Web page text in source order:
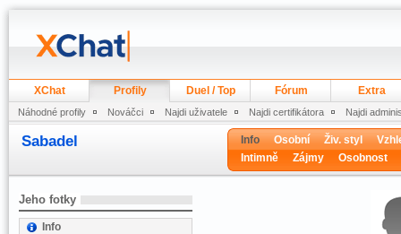
XChat Profily Duel / Top Fórum Extra
Náhodné profily Nováčci Najdi uživatele Najdi certifikátora Najdi
Sabadel Info Osobní Živ. styl
Intimně
Zájmy Osobnost
Jeho fotky
Info